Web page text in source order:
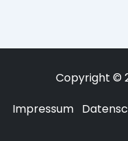
Copyright ©
Impressum